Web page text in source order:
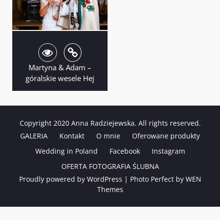
Martyna & Adam –
góralskie wesele Hej
Copyright 2020 Anna Radziejewska. All rights reserved.
GALERIA
Kontakt O mnie
Oferowane produkty
Wedding in Poland
Facebook
Instagram
OFERTA FOTOGRAFIA ŚLUBNA
Proudly powered by WordPress | Photo Perfect by WEN
Themes